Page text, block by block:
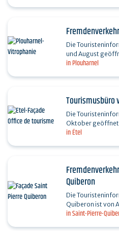
in Plouharnel
Die
und August geöffnet. Barrierefrei für
mit Behinderung;
in Étel
Tourismusbüro
Die
Oktober geöffnet. Schulferien und
14.07. und
in Saint-Pierre-
Quiberon
Die
Quiberon ist von
Schulferien und